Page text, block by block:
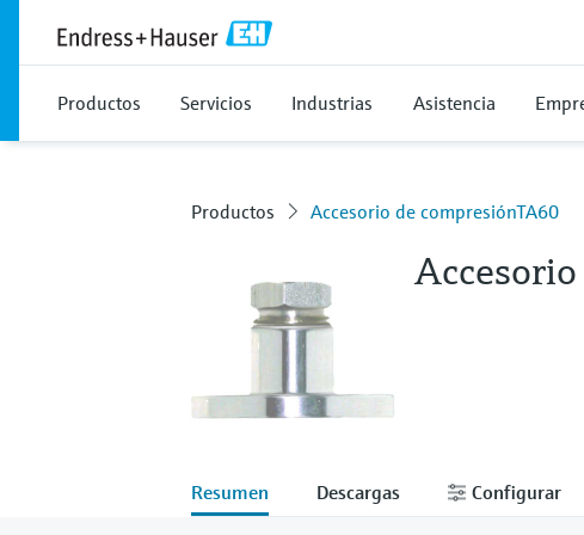
Productos Servicios Industrias Asistencia
Productos Accesorio de compresiónTA60
Resumen Descargas Configurar